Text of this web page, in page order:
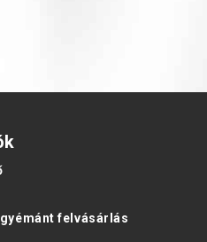
felvásárlás